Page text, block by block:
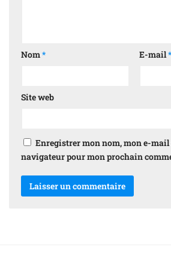
Nom* E-mail*
Site web
Enregistrer mon nom, mon e-mail
navigateur pour mon prochain